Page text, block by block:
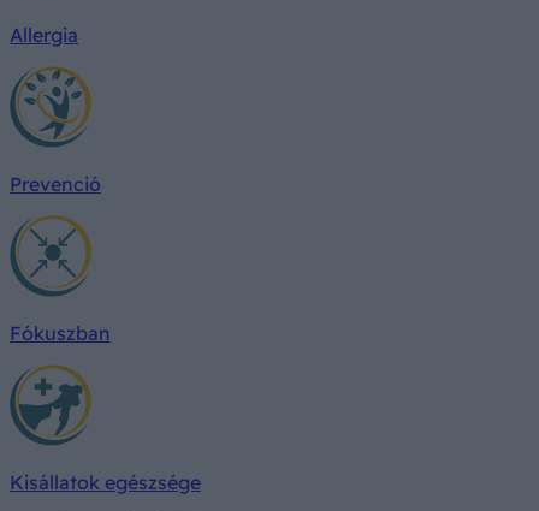
Allergia
Prevenció
Fókuszban
Kisállatok egészsége